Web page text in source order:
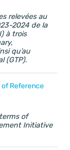
relevées au
2024 de la
à trois
qu’au
(GTP).
of Reference
of
Initiative